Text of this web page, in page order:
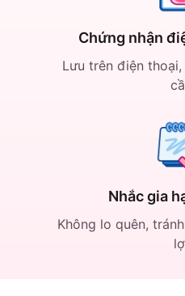
Chứng nhận
Lưu trên điện
Nhắc gia
Không lo quên,